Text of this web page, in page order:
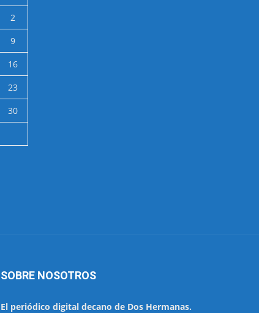
2
9
16
23
30
SOBRE NOSOTROS
El periódico digital decano de Dos Hermanas.